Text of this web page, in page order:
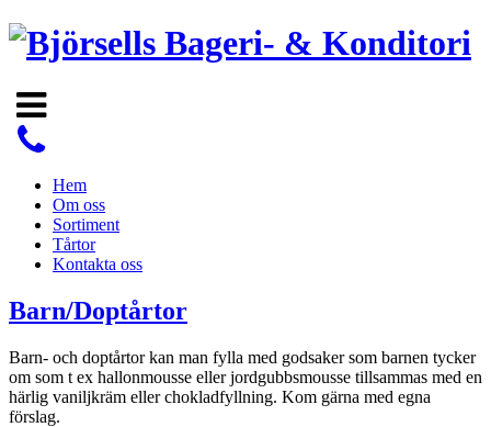
Hem
Om oss
Sortiment
Tårtor
Kontakta oss
Barn/Doptårtor
Barn- och doptårtor kan man fylla med godsaker som barnen tycker
om som t ex hallonmousse eller jordgubbsmousse tillsammas med en
härlig vaniljkräm eller chokladfyllning. Kom gärna med egna
förslag.